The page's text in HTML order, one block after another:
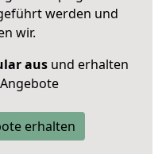
werden und
wir.
ausund erhalten
erhalten